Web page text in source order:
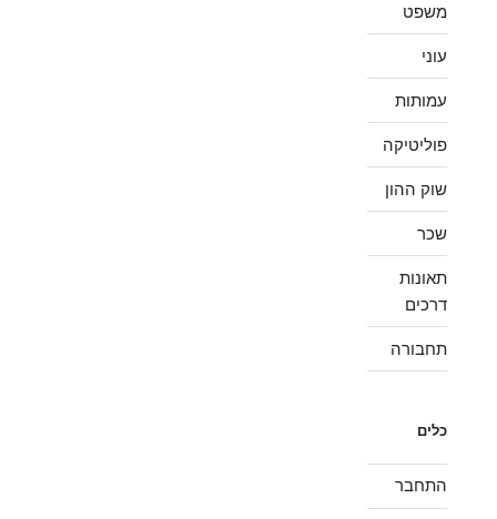
משפט
עוני
עמותות
פוליטיקה
שוק ההון
שכר
תאונות
דרכים
תחבורה
כלים
התחבר